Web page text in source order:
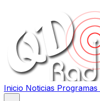
Inicio Noticias Programas